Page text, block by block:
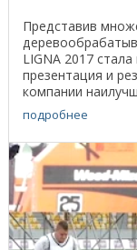
Представив
LIGNA 2017
презентация и
компании
подробнее